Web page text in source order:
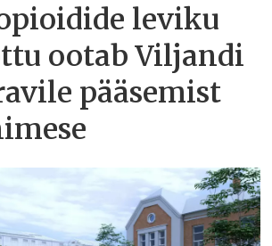
leviku
ootab Viljandi
pääsemist